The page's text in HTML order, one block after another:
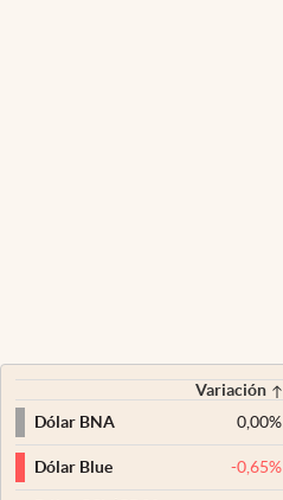
Variación
Dólar BNA
0,00%
Dólar Blue -0,65%